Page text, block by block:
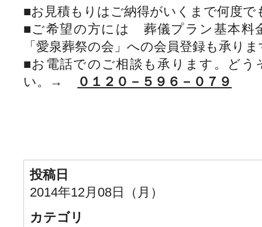
■お見積もりはご納得がいくまで何度で
■ご希望の方には 葬儀プラン基本料
「愛泉葬祭の会」への会員登録も承り
■お電話でのご相談も承ります。どう
い。→
０１２０－５９６－０７９
投稿日
2014年12月08日（月）
カテゴリ